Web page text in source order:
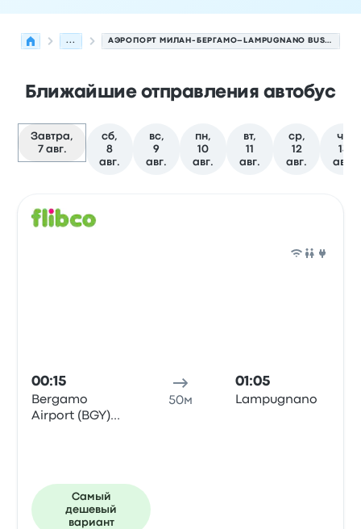
... АЭРОПОРТ МИЛАН-БЕРГАМО–LAMPUGNANO BUS STATION
Ближайшие отправления автобус
Завтра,
7 авг.
сб,
8
авг.
вс,
9
авг.
пн,
10
авг.
вт,
11
авг.
ср,
12
авг.
чт,
13
авг.
00:15
Bergamo
Airport (BGY)
50м
01:05
Lampugnano
Самый
дешевый
вариант